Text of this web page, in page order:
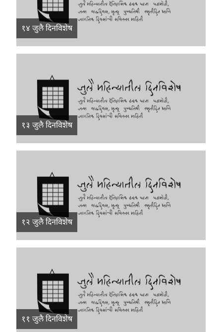
१४ जुलै दिनविशेष
१३ जुलै दिनविशेष
१२ जुलै दिनविशेष
११ जुलै दिनविशेष